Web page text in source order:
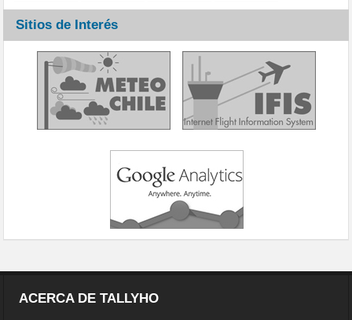
Sitios de Interés
ACERCA DE TALLYHO